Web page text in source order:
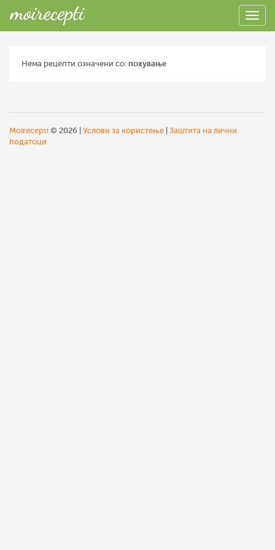
Нема рецепти означени со: похување
Moirecepti © 2026 | Услови за користење Заштита на лични
податоци